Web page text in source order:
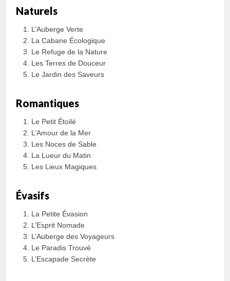
Naturels
L’Auberge Verte
La Cabane Écologique
Le Refuge de la Nature
Les Terres de Douceur
Le Jardin des Saveurs
Romantiques
Le Petit Étoilé
L’Amour de la Mer
Les Noces de Sable
La Lueur du Matin
Les Lieux Magiques
Évasifs
La Petite Évasion
L’Esprit Nomade
L’Auberge des Voyageurs
Le Paradis Trouvé
L’Escapade Secrète